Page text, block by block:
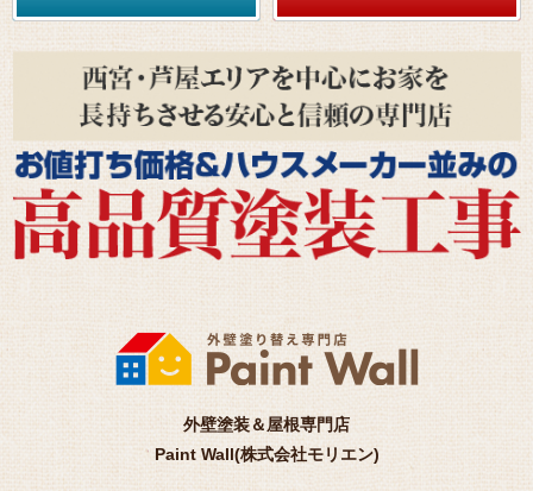
外壁塗装＆屋根専門店
Paint Wall(株式会社モリエン)